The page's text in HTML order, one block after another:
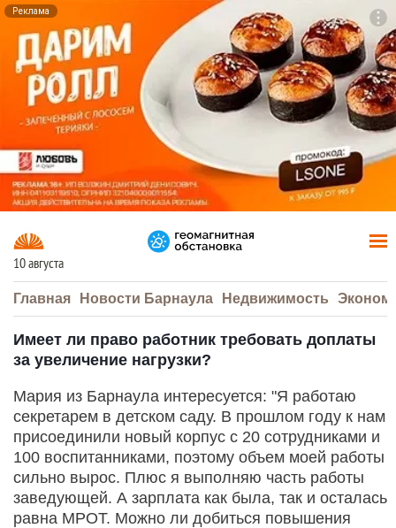
Реклама
10 августа
Главная Новости Барнаула Недвижимость
Имеет ли право работник требовать доплаты
за увеличение нагрузки?
Мария из Барнаула интересуется: "Я работаю
секретарем в детском саду. В прошлом году к нам
присоединили новый корпус с 20 сотрудниками и
100 воспитанниками, поэтому объем моей работы
сильно вырос. Плюс я выполняю часть работы
заведующей. А зарплата как была, так и осталась
равна МРОТ. Можно ли добиться повышения